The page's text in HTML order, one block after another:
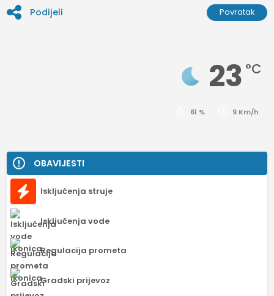
Podijeli Povratak
23 °C
61 % 9 Km/h
OBAVIJESTI
Isključenja struje
Isključenja vode
Regulacija prometa
Gradski prijevoz